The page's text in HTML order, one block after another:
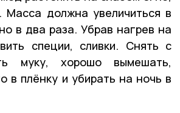
Масса должна увеличиться в
в два раза. Убрав нагрев на
специи, сливки. Снять с
муку, хорошо вымешать,
в плёнку и убирать на ночь в